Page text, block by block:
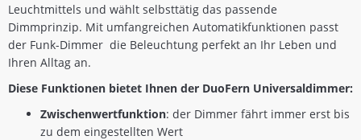
Leuchtmittels und wählt selbsttätig das passende
Dimmprinzip. Mit umfangreichen Automatikfunktionen passt
der Funk-Dimmer die Beleuchtung perfekt an Ihr Leben und
Ihren Alltag an.
Diese Funktionen bietet Ihnen der DuoFern Universaldimmer:
Zwischenwertfunktion: der Dimmer fährt immer erst bis
zu dem eingestellten Wert